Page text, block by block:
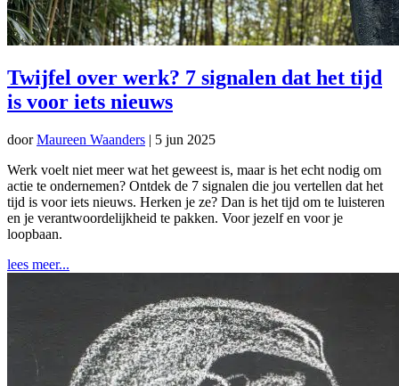
Twijfel over werk? 7 signalen dat het tijd
is voor iets nieuws
doorMaureen Waanders | 5 jun 2025
Werk voelt niet meer wat het geweest is, maar is het echt nodig om
actie te ondernemen? Ontdek de 7 signalen die jou vertellen dat het
tijd is voor iets nieuws. Herken je ze? Dan is het tijd om te luisteren
en je verantwoordelijkheid te pakken. Voor jezelf en voor je
loopbaan.
lees meer...